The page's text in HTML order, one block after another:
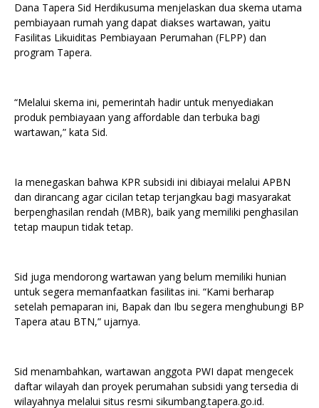
Dana Tapera Sid Herdikusuma menjelaskan dua skema utama
pembiayaan rumah yang dapat diakses wartawan, yaitu
Fasilitas Likuiditas Pembiayaan Perumahan (FLPP) dan
program Tapera.
“Melalui skema ini, pemerintah hadir untuk menyediakan
produk pembiayaan yang affordable dan terbuka bagi
wartawan,” kata Sid.
Ia menegaskan bahwa KPR subsidi ini dibiayai melalui APBN
dan dirancang agar cicilan tetap terjangkau bagi masyarakat
berpenghasilan rendah (MBR), baik yang memiliki penghasilan
tetap maupun tidak tetap.
Sid juga mendorong wartawan yang belum memiliki hunian
untuk segera memanfaatkan fasilitas ini. “Kami berharap
setelah pemaparan ini, Bapak dan Ibu segera menghubungi BP
Tapera atau BTN,” ujarnya.
Sid menambahkan, wartawan anggota PWI dapat mengecek
daftar wilayah dan proyek perumahan subsidi yang tersedia di
wilayahnya melalui situs resmi sikumbang.tapera.go.id.